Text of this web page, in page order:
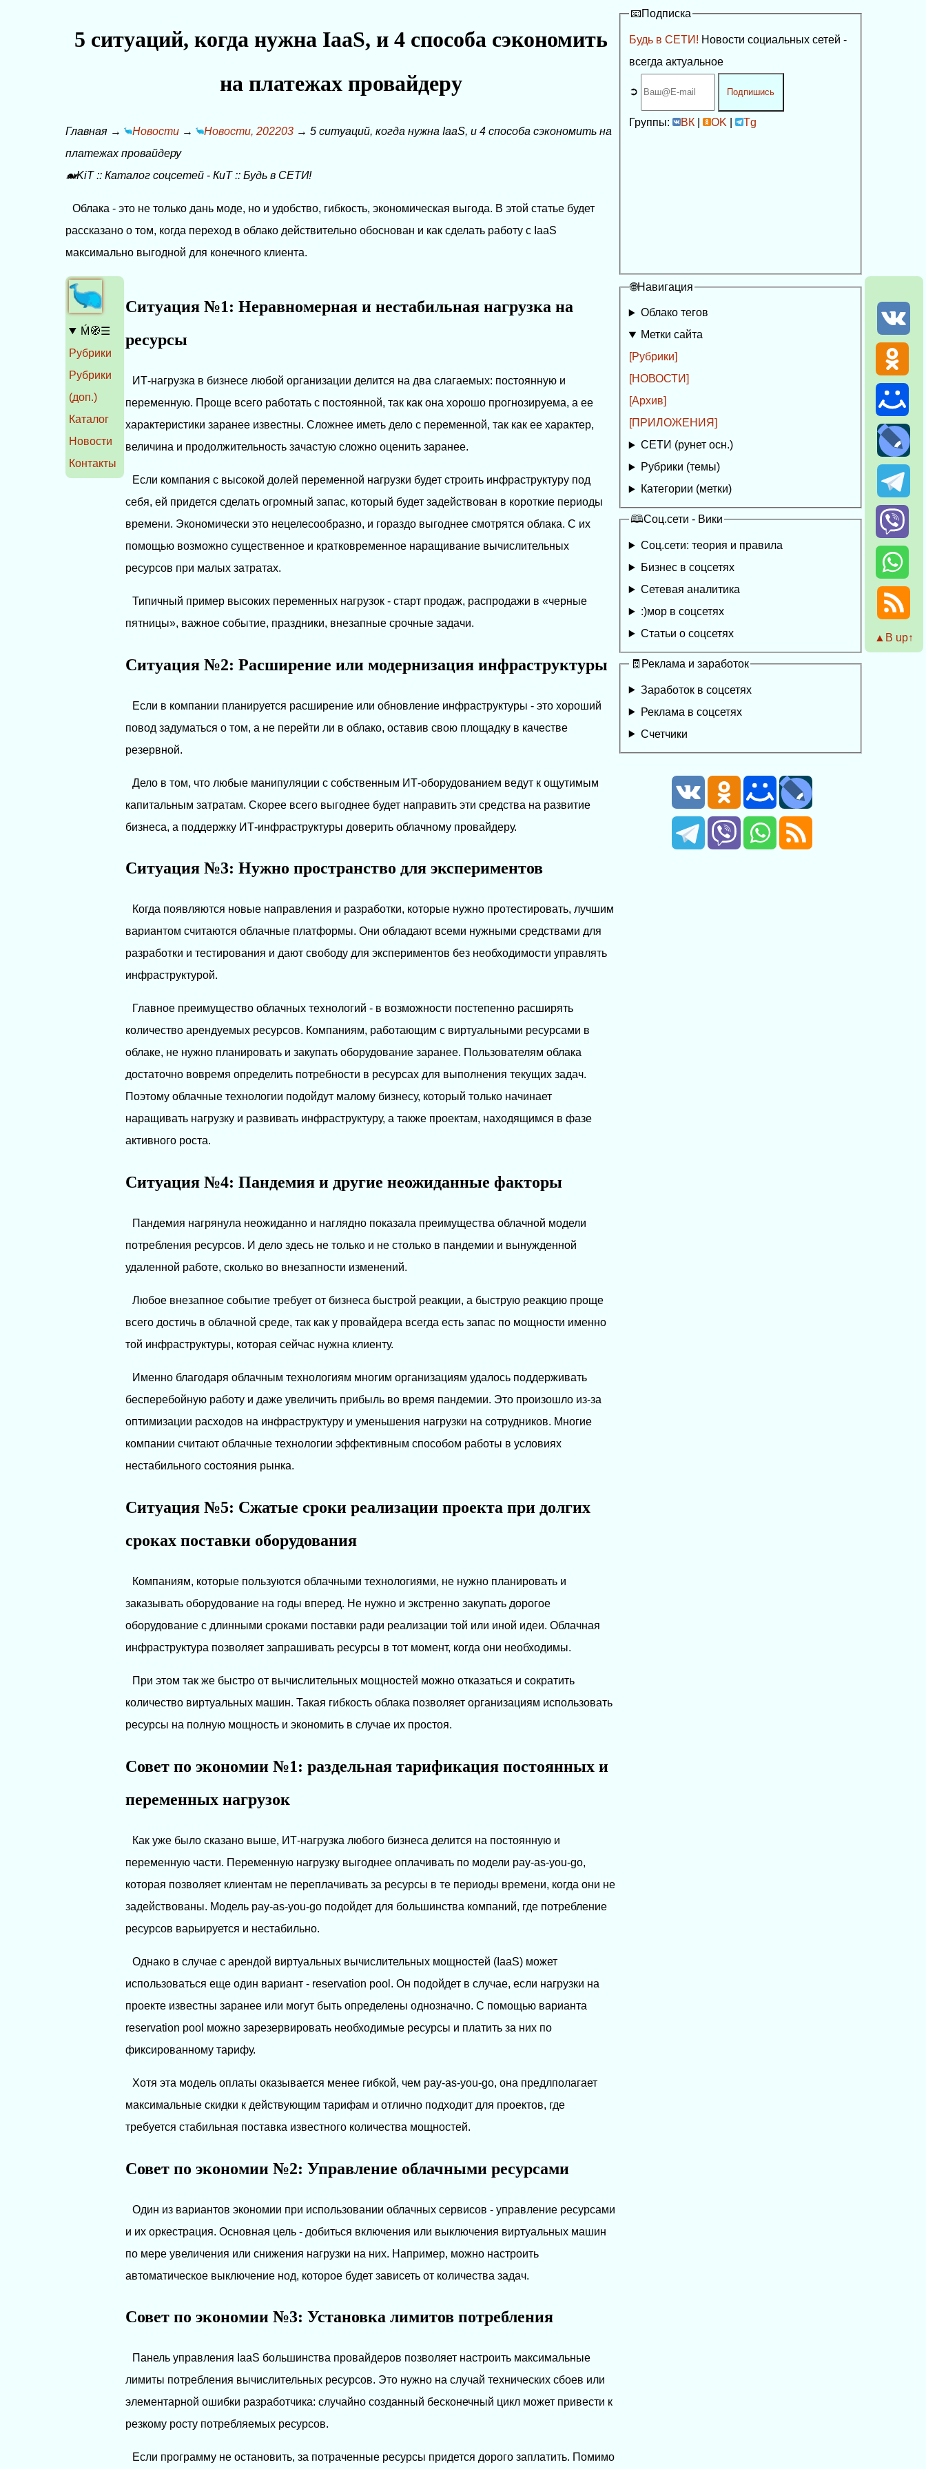
5 ситуаций, когда нужна IaaS, и 4 способа сэкономить
на платежах провайдеру
Главная → Новости → Новости, 202203 →5 ситуаций, когда нужна IaaS, и 4 способа сэкономить на
платежах провайдеру
🐋KiT::Каталог соцсетей -КиТ::Будь в СЕТИ!
Облака - это не только дань моде, но и удобство, гибкость, экономическая выгода. В этой статье будет
рассказано о том, когда переход в облако действительно обоснован и как сделать работу с IaaS
максимально выгодной для конечного клиента.
Ситуация №1: Неравномерная и нестабильная нагрузка на
ресурсы
ИТ-нагрузка в бизнесе любой организации делится на два слагаемых: постоянную и
переменную. Проще всего работать с постоянной, так как она хорошо прогнозируема, а ее
характеристики заранее известны. Сложнее иметь дело с переменной, так как ее характер,
величина и продолжительность зачастую сложно оценить заранее.
Если компания с высокой долей переменной нагрузки будет строить инфраструктуру под
себя, ей придется сделать огромный запас, который будет задействован в короткие периоды
времени. Экономически это нецелесообразно, и гораздо выгоднее смотрятся облака. С их
помощью возможно существенное и кратковременное наращивание вычислительных
ресурсов при малых затратах.
Типичный пример высоких переменных нагрузок - старт продаж, распродажи в «черные
пятницы», важное событие, праздники, внезапные срочные задачи.
Ситуация №2: Расширение или модернизация инфраструктуры
Если в компании планируется расширение или обновление инфраструктуры - это хороший
повод задуматься о том, а не перейти ли в облако, оставив свою площадку в качестве
резервной.
Дело в том, что любые манипуляции с собственным ИТ-оборудованием ведут к ощутимым
капитальным затратам. Скорее всего выгоднее будет направить эти средства на развитие
бизнеса, а поддержку ИТ-инфраструктуры доверить облачному провайдеру.
Ситуация №3: Нужно пространство для экспериментов
Когда появляются новые направления и разработки, которые нужно протестировать, лучшим
вариантом считаются облачные платформы. Они обладают всеми нужными средствами для
разработки и тестирования и дают свободу для экспериментов без необходимости управлять
инфраструктурой.
Главное преимущество облачных технологий - в возможности постепенно расширять
количество арендуемых ресурсов. Компаниям, работающим с виртуальными ресурсами в
облаке, не нужно планировать и закупать оборудование заранее. Пользователям облака
достаточно вовремя определить потребности в ресурсах для выполнения текущих задач.
Поэтому облачные технологии подойдут малому бизнесу, который только начинает
наращивать нагрузку и развивать инфраструктуру, а также проектам, находящимся в фазе
активного роста.
Ситуация №4: Пандемия и другие неожиданные факторы
Пандемия нагрянула неожиданно и наглядно показала преимущества облачной модели
потребления ресурсов. И дело здесь не только и не столько в пандемии и вынужденной
удаленной работе, сколько во внезапности изменений.
Любое внезапное событие требует от бизнеса быстрой реакции, а быструю реакцию проще
всего достичь в облачной среде, так как у провайдера всегда есть запас по мощности именно
той инфраструктуры, которая сейчас нужна клиенту.
Именно благодаря облачным технологиям многим организациям удалось поддерживать
бесперебойную работу и даже увеличить прибыль во время пандемии. Это произошло из-за
оптимизации расходов на инфраструктуру и уменьшения нагрузки на сотрудников. Многие
компании считают облачные технологии эффективным способом работы в условиях
нестабильного состояния рынка.
Ситуация №5: Сжатые сроки реализации проекта при долгих
сроках поставки оборудования
Компаниям, которые пользуются облачными технологиями, не нужно планировать и
заказывать оборудование на годы вперед. Не нужно и экстренно закупать дорогое
оборудование с длинными сроками поставки ради реализации той или иной идеи. Облачная
инфраструктура позволяет запрашивать ресурсы в тот момент, когда они необходимы.
При этом так же быстро от вычислительных мощностей можно отказаться и сократить
количество виртуальных машин. Такая гибкость облака позволяет организациям использовать
ресурсы на полную мощность и экономить в случае их простоя.
Совет по экономии №1: раздельная тарификация постоянных и
переменных нагрузок
Как уже было сказано выше, ИТ-нагрузка любого бизнеса делится на постоянную и
переменную части. Переменную нагрузку выгоднее оплачивать по модели pay-as-you-go,
которая позволяет клиентам не переплачивать за ресурсы в те периоды времени, когда они не
задействованы. Модель pay-as-you-go подойдет для большинства компаний, где потребление
ресурсов варьируется и нестабильно.
Однако в случае с арендой виртуальных вычислительных мощностей (IaaS) может
использоваться еще один вариант - reservation pool. Он подойдет в случае, если нагрузки на
проекте известны заранее или могут быть определены однозначно. С помощью варианта
reservation pool можно зарезервировать необходимые ресурсы и платить за них по
фиксированному тарифу.
Хотя эта модель оплаты оказывается менее гибкой, чем pay-as-you-go, она предлполагает
максимальные скидки к действующим тарифам и отлично подходит для проектов, где
требуется стабильная поставка известного количества мощностей.
Совет по экономии №2: Управление облачными ресурсами
Один из вариантов экономии при использовании облачных сервисов - управление ресурсами
и их оркестрация. Основная цель - добиться включения или выключения виртуальных машин
по мере увеличения или снижения нагрузки на них. Например, можно настроить
автоматическое выключение нод, которое будет зависеть от количества задач.
Совет по экономии №3: Установка лимитов потребления
Панель управления IaaS большинства провайдеров позволяет настроить максимальные
лимиты потребления вычислительных ресурсов. Это нужно на случай технических сбоев или
элементарной ошибки разработчика: случайно созданный бесконечный цикл может привести к
резкому росту потребляемых ресурсов.
Если программу не остановить, за потраченные ресурсы придется дорого заплатить. Помимо
Ḿ🧭☰
Рубрики
Рубрики
(доп.)
Каталог
Новости
Контакты
▲Β up↑
📧Подписка
Будь в СЕТИ! Новости социальных сетей -
всегда актуальное
➲ Подпишись
Группы: ВК| OK Tg
🌐Навигация
Облако тегов
Метки сайта
[Рубрики]
[НОВОСТИ]
[Архив]
[ПРИЛОЖЕНИЯ]
СЕТИ (рунет осн.)
Рубрики (темы)
Категории (метки)
🕮Соц.сети - Вики
Соц.сети: теория и правила
Бизнес в соцсетях
Сетевая аналитика
:)мор в соцсетях
Статьи о соцсетях
🧾Реклама и заработок
Заработок в соцсетях
Реклама в соцсетях
Счетчики